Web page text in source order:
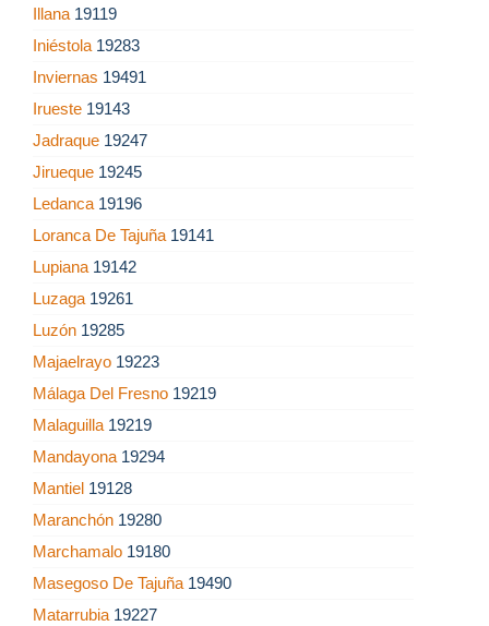
Illana 19119
Iniéstola 19283
Inviernas 19491
Irueste 19143
Jadraque 19247
Jirueque 19245
Ledanca 19196
Loranca De Tajuña 19141
Lupiana 19142
Luzaga 19261
Luzón 19285
Majaelrayo 19223
Málaga Del Fresno 19219
Malaguilla 19219
Mandayona 19294
Mantiel 19128
Maranchón 19280
Marchamalo 19180
Masegoso De Tajuña 19490
Matarrubia 19227